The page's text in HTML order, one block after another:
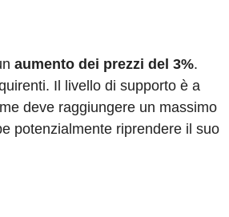
aumento dei prezzi del 3%.
Il livello di supporto è a
deve raggiungere un massimo
potenzialmente riprendere il suo